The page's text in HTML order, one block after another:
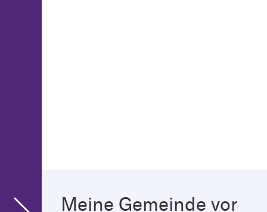
Meine Gemeinde vor